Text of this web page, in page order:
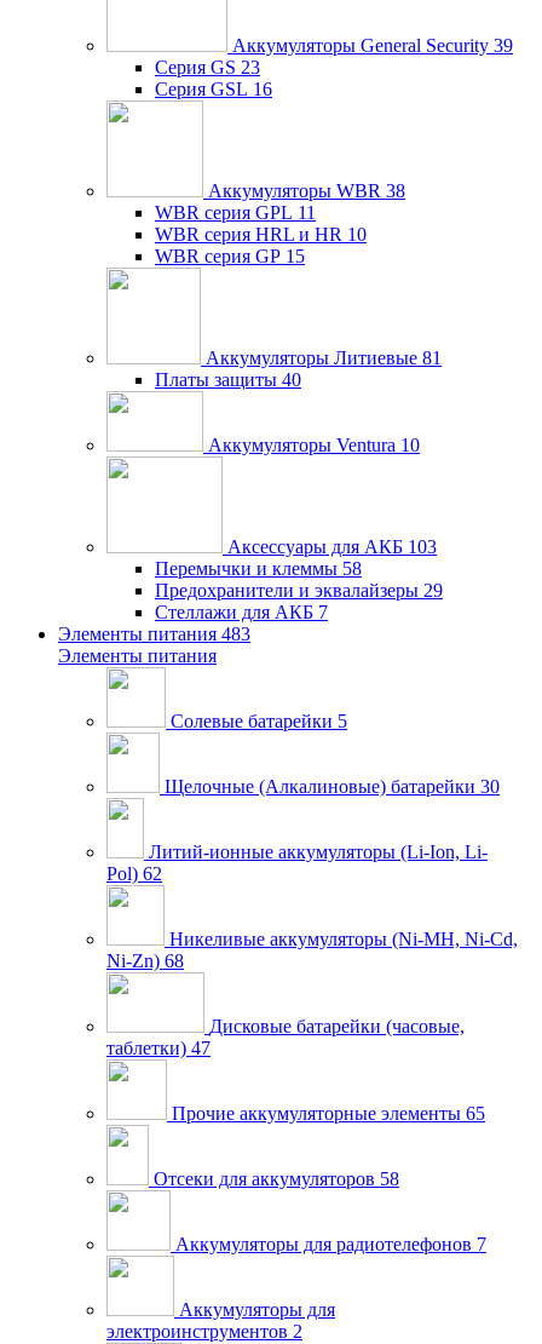
Аккумуляторы General Security 39
Серия GS 23
Серия GSL 16
Аккумуляторы WBR 38
WBR серия GPL 11
WBR серия HRL и HR 10
WBR серия GP 15
Аккумуляторы Литиевые 81
Платы защиты 40
Аккумуляторы Ventura 10
Аксессуары для АКБ 103
Перемычки и клеммы 58
Предохранители и эквалайзеры 29
Стеллажи для АКБ 7
Элементы питания 483
Элементы питания
Солевые батарейки 5
Щелочные (Алкалиновые) батарейки 30
Литий-ионные аккумуляторы (Li-Ion, Li-
Pol) 62
Никеливые аккумуляторы (Ni-MH, Ni-Cd,
Ni-Zn) 68
Дисковые батарейки (часовые,
таблетки) 47
Прочие аккумуляторные элементы 65
Отсеки для аккумуляторов 58
Аккумуляторы для радиотелефонов 7
Аккумуляторы для
электроинструментов 2